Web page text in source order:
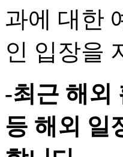
과에 대한
인 입장을
-최근 해외
등 해외 일